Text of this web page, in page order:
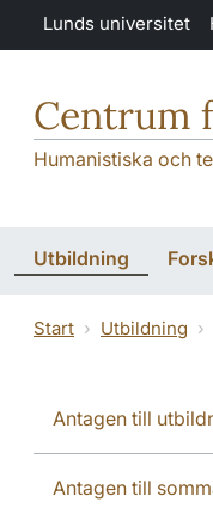
Hoppa till huvudinnehåll
Lunds universitet
Centrum
Humanistiska och
Utbildning
Start Utbildning
Antagen till
Antagen till